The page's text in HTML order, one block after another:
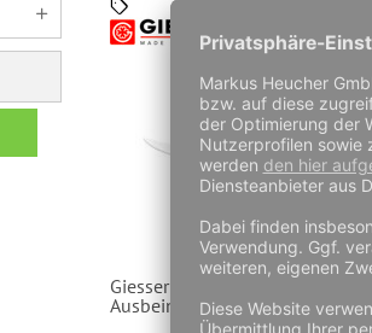
Giesser PrimeLine
Ausbeinmesser 11250 13 b